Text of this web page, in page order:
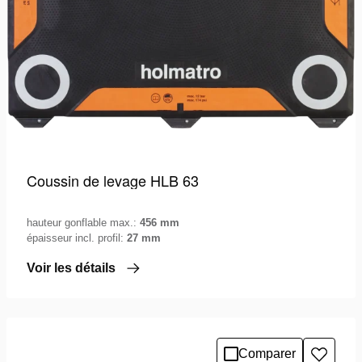
Coussin de levage HLB 63
hauteur gonflable max.: 456 mm
épaisseur incl. profil: 27 mm
Voir les détails
Comparer